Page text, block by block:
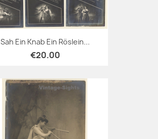
Sah Ein Knab Ein Röslein...
€20.00